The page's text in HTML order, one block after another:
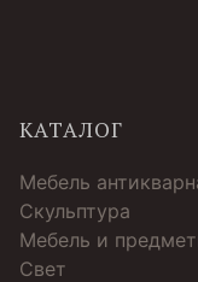
КАТАЛОГ
Мебель
Скульптура
Мебель и
Свет